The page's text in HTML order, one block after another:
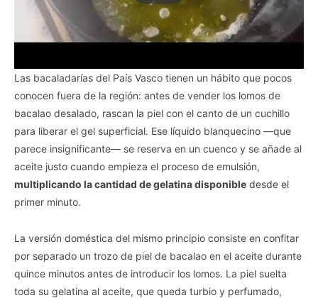
Las bacaladarías del País Vasco tienen un hábito que pocos
conocen fuera de la región: antes de vender los lomos de
bacalao desalado, rascan la piel con el canto de un cuchillo
para liberar el gel superficial. Ese líquido blanquecino —que
parece insignificante— se reserva en un cuenco y se añade al
aceite justo cuando empieza el proceso de emulsión,
multiplicando la cantidad de gelatina disponible desde el
primer minuto.
La versión doméstica del mismo principio consiste en confitar
por separado un trozo de piel de bacalao en el aceite durante
quince minutos antes de introducir los lomos. La piel suelta
toda su gelatina al aceite, que queda turbio y perfumado,